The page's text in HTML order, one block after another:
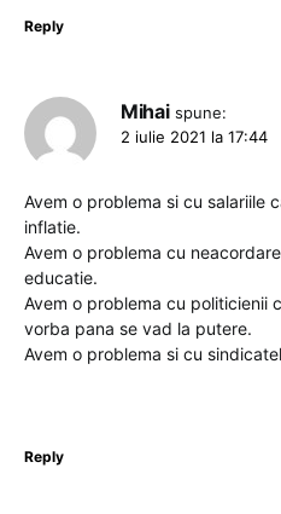
Reply
Mihai spune:
2 iulie 2021 la 17:44
Avem o problema si cu salariile
inflatie.
Avem o problema cu
educatie.
Avem o problema cu politicienii
vorba pana se vad la putere.
Avem o problema si cu
Reply